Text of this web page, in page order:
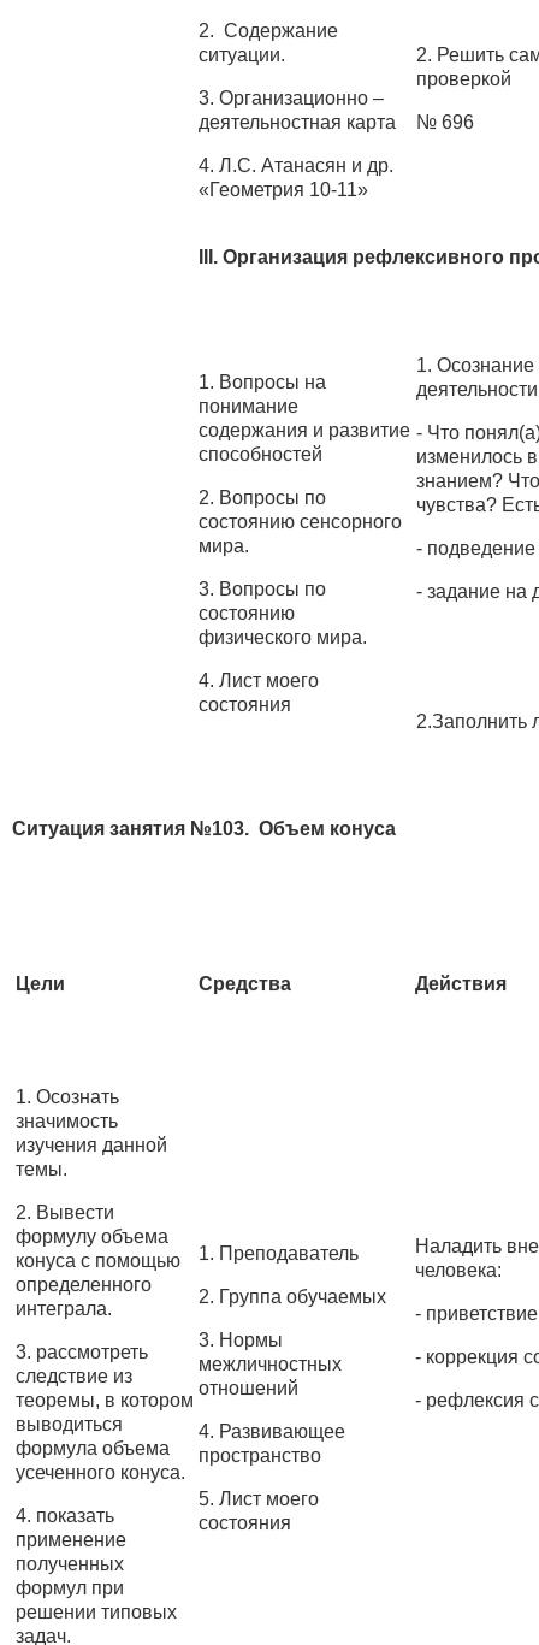
2. Содержание
ситуации.
3. Организационно –
деятельностная карта
4. Л.С. Атанасян и др.
«Геометрия 10-11»
2. Решить
проверкой
№ 696
III. Организация рефлексивного
1. Вопросы на
понимание
содержания и развитие
способностей
2. Вопросы по
состоянию сенсорного
мира.
3. Вопросы по
состоянию
физического мира.
4. Лист моего
состояния
1. Осознание
- Что
изменилось
знанием?
чувства?
- подведение
- задание на
2.Заполнить
Ситуация занятия №103. Объем конуса
Цели Средства Действия
1. Осознать
значимость
изучения данной
темы.
2. Вывести
формулу объема
конуса с помощью
определенного
интеграла.
3. рассмотреть
следствие из
теоремы, в котором
выводиться
формула объема
усеченного конуса.
4. показать
применение
полученных
формул при
решении типовых
задач.
1. Преподаватель
2. Группа обучаемых
3. Нормы
межличностных
отношений
4. Развивающее
пространство
5. Лист моего
состояния
Наладить
человека:
-
- коррекция
- рефлексия